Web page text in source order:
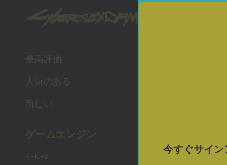
最高評価
人気のある
新しい
今すぐサイン